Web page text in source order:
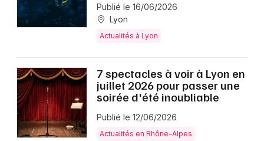
Publié le 16/06/2026
Lyon
Actualités à Lyon
7 spectacles à voir à Lyon en
juillet 2026 pour passer une
soirée d'été inoubliable
Publié le 12/06/2026
Actualités en Rhône-Alpes